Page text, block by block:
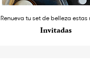
Renueva tu set de belleza estas
Invitadas